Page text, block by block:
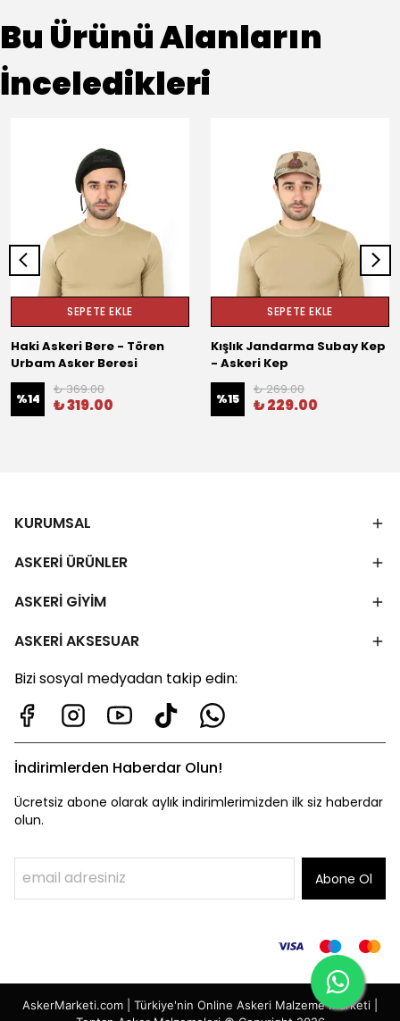
Bu Ürünü Alanların
İnceledikleri
SEPETE EKLE
Haki Askeri Bere - Tören
Urbam Asker Beresi
%14
₺ 369.00
₺ 319.00
SEPETE EKLE
Kışlık Jandarma Subay Kep
- Askeri Kep
%15
₺ 269.00
₺ 229.00
KURUMSAL
ASKERİ ÜRÜNLER
ASKERİ GİYİM
ASKERİ AKSESUAR
Bizi sosyal medyadan takip edin:
İndirimlerden Haberdar Olun!
Ücretsiz abone olarak aylık indirimlerimizden ilk siz haberdar
olun.
Abone Ol
AskerMarketi.com | Türkiye'nin Online Askeri Malzeme Marketi |